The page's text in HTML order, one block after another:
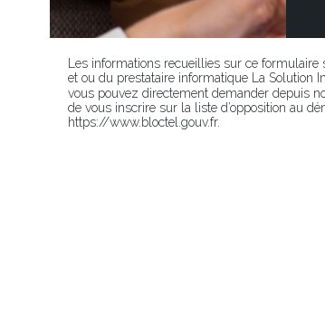
Les informations recueillies sur ce
et ou du prestataire informatique La Solution
vous pouvez directement demander depuis
de vous inscrire sur la liste d’opposition au
https://www.bloctel.gouv.fr.